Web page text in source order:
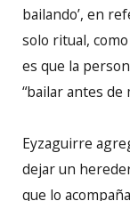
bailando’, en
solo ritual,
es que la
“bailar antes de
Eyzaguirre
dejar un
que lo